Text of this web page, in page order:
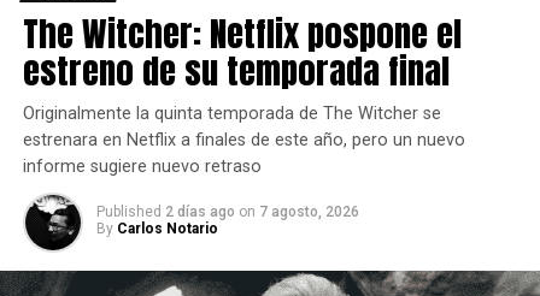
provecho del personaje ya que requiere de dos barras de
energía.
The Witcher: Netflix pospone el
estreno de su temporada final
Originalmente la quinta temporada de The Witcher se
estrenara en Netflix a finales de este año, pero un nuevo
informe sugiere nuevo retraso
Published 2 días ago on 7 agosto, 2026
By Carlos Notario